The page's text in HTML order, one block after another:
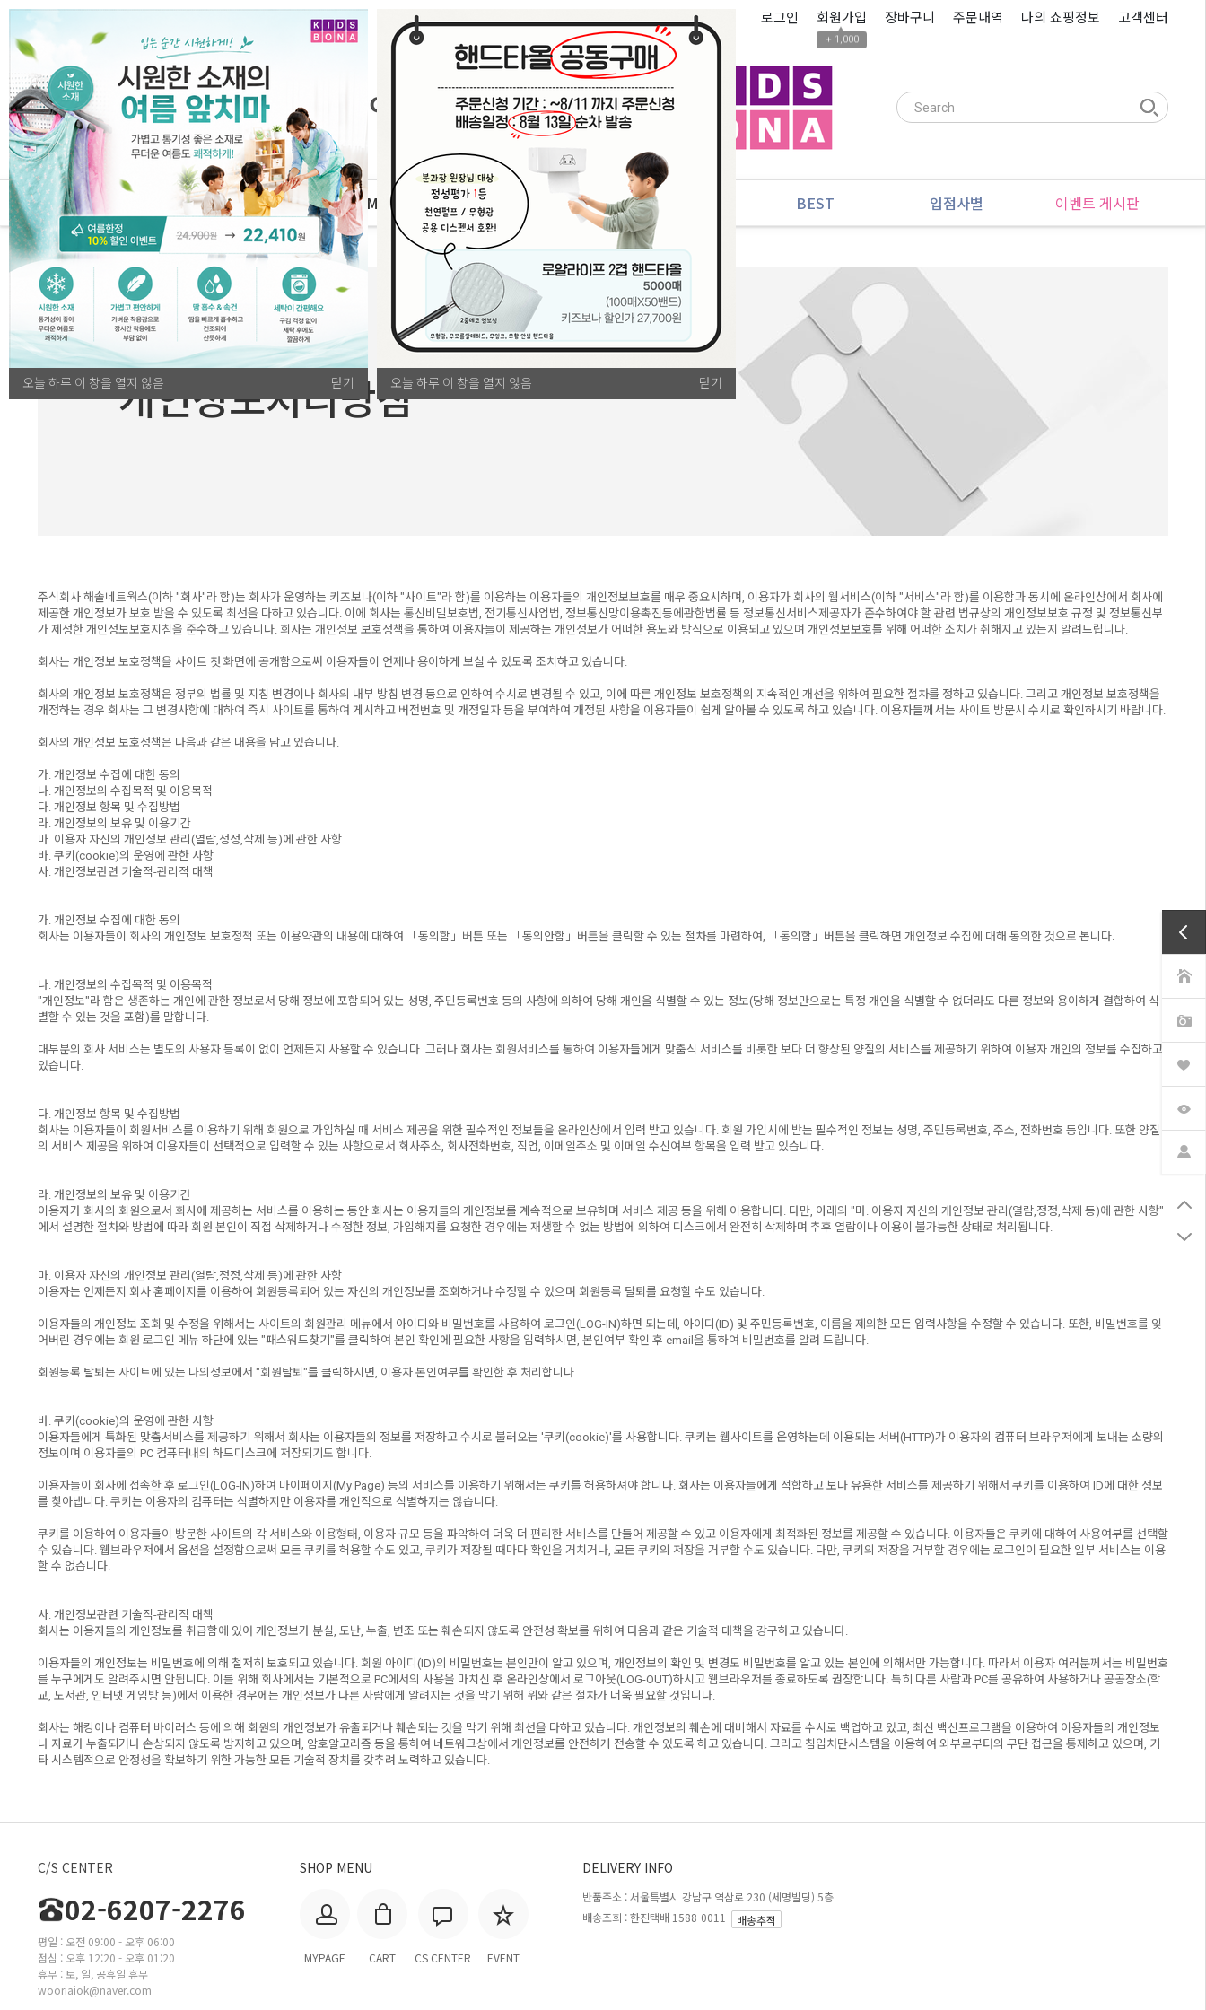
오늘 하루 이 창을 열지 않음 닫기 오늘 하루 이 창을 열지 않음 닫기
로그인 회원가입
▲
+ 1,000
장바구니 주문내역 나의 쇼핑정보 고객센터
전체카테고리 자체운영 MD추천 PLAYLAB NEW BEST 입점사별 이벤트 게시판
개인정보처리방침
주식회사 해솔네트웍스(이하 "회사"라 함)는 회사가 운영하는 키즈보나(이하 "사이트"라 함)를 이용하는 이용자들의 개인정보보호를 매우 중요시하며, 이용자가 회사의 웹서비스(이하 "서비스"라 함)를 이용함과 동시에 온라인상에서 회사에
제공한 개인정보가 보호 받을 수 있도록 최선을 다하고 있습니다. 이에 회사는 통신비밀보호법, 전기통신사업법, 정보통신망이용촉진등에관한법률 등 정보통신서비스제공자가 준수하여야 할 관련 법규상의 개인정보보호 규정 및 정보통신부
가 제정한 개인정보보호지침을 준수하고 있습니다. 회사는 개인정보 보호정책을 통하여 이용자들이 제공하는 개인정보가 어떠한 용도와 방식으로 이용되고 있으며 개인정보보호를 위해 어떠한 조치가 취해지고 있는지 알려드립니다.
회사는 개인정보 보호정책을 사이트 첫 화면에 공개함으로써 이용자들이 언제나 용이하게 보실 수 있도록 조치하고 있습니다.
회사의 개인정보 보호정책은 정부의 법률 및 지침 변경이나 회사의 내부 방침 변경 등으로 인하여 수시로 변경될 수 있고, 이에 따른 개인정보 보호정책의 지속적인 개선을 위하여 필요한 절차를 정하고 있습니다. 그리고 개인정보 보호정책을
개정하는 경우 회사는 그 변경사항에 대하여 즉시 사이트를 통하여 게시하고 버전번호 및 개정일자 등을 부여하여 개정된 사항을 이용자들이 쉽게 알아볼 수 있도록 하고 있습니다. 이용자들께서는 사이트 방문시 수시로 확인하시기 바랍니다.
회사의 개인정보 보호정책은 다음과 같은 내용을 담고 있습니다.
가. 개인정보 수집에 대한 동의
나. 개인정보의 수집목적 및 이용목적
다. 개인정보 항목 및 수집방법
라. 개인정보의 보유 및 이용기간
마. 이용자 자신의 개인정보 관리(열람,정정,삭제 등)에 관한 사항
바. 쿠키(cookie)의 운영에 관한 사항
사. 개인정보관련 기술적-관리적 대책
가. 개인정보 수집에 대한 동의
회사는 이용자들이 회사의 개인정보 보호정책 또는 이용약관의 내용에 대하여 「동의함」버튼 또는 「동의안함」버튼을 클릭할 수 있는 절차를 마련하여, 「동의함」버튼을 클릭하면 개인정보 수집에 대해 동의한 것으로 봅니다.
나. 개인정보의 수집목적 및 이용목적
"개인정보"라 함은 생존하는 개인에 관한 정보로서 당해 정보에 포함되어 있는 성명, 주민등록번호 등의 사항에 의하여 당해 개인을 식별할 수 있는 정보(당해 정보만으로는 특정 개인을 식별할 수 없더라도 다른 정보와 용이하게 결합하여 식
별할 수 있는 것을 포함)를 말합니다.
대부분의 회사 서비스는 별도의 사용자 등록이 없이 언제든지 사용할 수 있습니다. 그러나 회사는 회원서비스를 통하여 이용자들에게 맞춤식 서비스를 비롯한 보다 더 향상된 양질의 서비스를 제공하기 위하여 이용자 개인의 정보를 수집하고
있습니다.
다. 개인정보 항목 및 수집방법
회사는 이용자들이 회원서비스를 이용하기 위해 회원으로 가입하실 때 서비스 제공을 위한 필수적인 정보들을 온라인상에서 입력 받고 있습니다. 회원 가입시에 받는 필수적인 정보는 성명, 주민등록번호, 주소, 전화번호 등입니다. 또한 양질
의 서비스 제공을 위하여 이용자들이 선택적으로 입력할 수 있는 사항으로서 회사주소, 회사전화번호, 직업, 이메일주소 및 이메일 수신여부 항목을 입력 받고 있습니다.
라. 개인정보의 보유 및 이용기간
이용자가 회사의 회원으로서 회사에 제공하는 서비스를 이용하는 동안 회사는 이용자들의 개인정보를 계속적으로 보유하며 서비스 제공 등을 위해 이용합니다. 다만, 아래의 "마. 이용자 자신의 개인정보 관리(열람,정정,삭제 등)에 관한 사항"
에서 설명한 절차와 방법에 따라 회원 본인이 직접 삭제하거나 수정한 정보, 가입해지를 요청한 경우에는 재생할 수 없는 방법에 의하여 디스크에서 완전히 삭제하며 추후 열람이나 이용이 불가능한 상태로 처리됩니다.
마. 이용자 자신의 개인정보 관리(열람,정정,삭제 등)에 관한 사항
이용자는 언제든지 회사 홈페이지를 이용하여 회원등록되어 있는 자신의 개인정보를 조회하거나 수정할 수 있으며 회원등록 탈퇴를 요청할 수도 있습니다.
이용자들의 개인정보 조회 및 수정을 위해서는 사이트의 회원관리 메뉴에서 아이디와 비밀번호를 사용하여 로그인(LOG-IN)하면 되는데, 아이디(ID) 및 주민등록번호, 이름을 제외한 모든 입력사항을 수정할 수 있습니다. 또한, 비밀번호를 잊
어버린 경우에는 회원 로그인 메뉴 하단에 있는 "패스워드찾기"를 클릭하여 본인 확인에 필요한 사항을 입력하시면, 본인여부 확인 후 email을 통하여 비밀번호를 알려 드립니다.
회원등록 탈퇴는 사이트에 있는 나의정보에서 "회원탈퇴"를 클릭하시면, 이용자 본인여부를 확인한 후 처리합니다.
바. 쿠키(cookie)의 운영에 관한 사항
이용자들에게 특화된 맞춤서비스를 제공하기 위해서 회사는 이용자들의 정보를 저장하고 수시로 불러오는 '쿠키(cookie)'를 사용합니다. 쿠키는 웹사이트를 운영하는데 이용되는 서버(HTTP)가 이용자의 컴퓨터 브라우저에게 보내는 소량의
정보이며 이용자들의 PC 컴퓨터내의 하드디스크에 저장되기도 합니다.
이용자들이 회사에 접속한 후 로그인(LOG-IN)하여 마이페이지(My Page) 등의 서비스를 이용하기 위해서는 쿠키를 허용하셔야 합니다. 회사는 이용자들에게 적합하고 보다 유용한 서비스를 제공하기 위해서 쿠키를 이용하여 ID에 대한 정보
를 찾아냅니다. 쿠키는 이용자의 컴퓨터는 식별하지만 이용자를 개인적으로 식별하지는 않습니다.
쿠키를 이용하여 이용자들이 방문한 사이트의 각 서비스와 이용형태, 이용자 규모 등을 파악하여 더욱 더 편리한 서비스를 만들어 제공할 수 있고 이용자에게 최적화된 정보를 제공할 수 있습니다. 이용자들은 쿠키에 대하여 사용여부를 선택할
수 있습니다. 웹브라우저에서 옵션을 설정함으로써 모든 쿠키를 허용할 수도 있고, 쿠키가 저장될 때마다 확인을 거치거나, 모든 쿠키의 저장을 거부할 수도 있습니다. 다만, 쿠키의 저장을 거부할 경우에는 로그인이 필요한 일부 서비스는 이용
할 수 없습니다.
사. 개인정보관련 기술적-관리적 대책
회사는 이용자들의 개인정보를 취급함에 있어 개인정보가 분실, 도난, 누출, 변조 또는 훼손되지 않도록 안전성 확보를 위하여 다음과 같은 기술적 대책을 강구하고 있습니다.
이용자들의 개인정보는 비밀번호에 의해 철저히 보호되고 있습니다. 회원 아이디(ID)의 비밀번호는 본인만이 알고 있으며, 개인정보의 확인 및 변경도 비밀번호를 알고 있는 본인에 의해서만 가능합니다. 따라서 이용자 여러분께서는 비밀번호
를 누구에게도 알려주시면 안됩니다. 이를 위해 회사에서는 기본적으로 PC에서의 사용을 마치신 후 온라인상에서 로그아웃(LOG-OUT)하시고 웹브라우저를 종료하도록 권장합니다. 특히 다른 사람과 PC를 공유하여 사용하거나 공공장소(학
교, 도서관, 인터넷 게임방 등)에서 이용한 경우에는 개인정보가 다른 사람에게 알려지는 것을 막기 위해 위와 같은 절차가 더욱 필요할 것입니다.
회사는 해킹이나 컴퓨터 바이러스 등에 의해 회원의 개인정보가 유출되거나 훼손되는 것을 막기 위해 최선을 다하고 있습니다. 개인정보의 훼손에 대비해서 자료를 수시로 백업하고 있고, 최신 백신프로그램을 이용하여 이용자들의 개인정보
나 자료가 누출되거나 손상되지 않도록 방지하고 있으며, 암호알고리즘 등을 통하여 네트워크상에서 개인정보를 안전하게 전송할 수 있도록 하고 있습니다. 그리고 침입차단시스템을 이용하여 외부로부터의 무단 접근을 통제하고 있으며, 기
타 시스템적으로 안정성을 확보하기 위한 가능한 모든 기술적 장치를 갖추려 노력하고 있습니다.
C/S CENTER
02-6207-2276
평일 : 오전 09:00 - 오후 06:00
점심 : 오후 12:20 - 오후 01:20
휴무 : 토, 일, 공휴일 휴무
wooriaiok@naver.com
SHOP MENU
MYPAGE CART CS CENTER EVENT
DELIVERY INFO
반품주소 :서울특별시 강남구 역삼로 230 (세명빌딩) 5층
배송조회 : 한진택배 1588-0011
배송추적